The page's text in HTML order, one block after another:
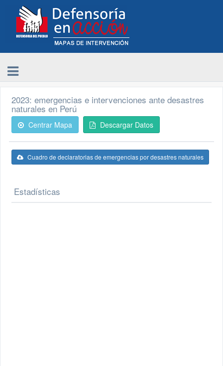
2023: emergencias e intervenciones ante desastres
naturales en Perú
Centrar Mapa Descargar Datos
Cuadro de declaratorias de emergencias por desastres naturales
Estadísticas